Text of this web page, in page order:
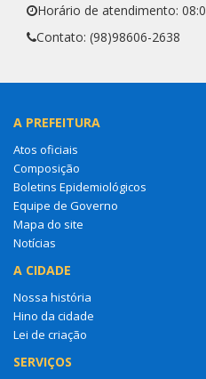
Horário de atendimento:
Contato: (98)98606-2638
A PREFEITURA
Atos oficiais
Composição
Boletins Epidemiológicos
Equipe de Governo
Mapa do site
Notícias
A CIDADE
Nossa história
Hino da cidade
Lei de criação
SERVIÇOS